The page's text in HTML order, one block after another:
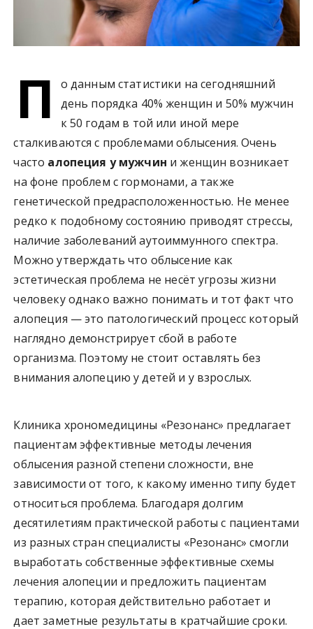
П
о данным статистики на сегодняшний
день порядка 40% женщин и 50% мужчин
к 50 годам в той или иной мере
сталкиваются с проблемами облысения. Очень
часто алопеция у мужчин и женщин возникает
на фоне проблем с гормонами, а также
генетической предрасположенностью. Не менее
редко к подобному состоянию приводят стрессы,
наличие заболеваний аутоиммунного спектра.
Можно утверждать что облысение как
эстетическая проблема не несёт угрозы жизни
человеку однако важно понимать и тот факт что
алопеция — это патологический процесс который
наглядно демонстрирует сбой в работе
организма. Поэтому не стоит оставлять без
внимания алопецию у детей и у взрослых.
Клиника хрономедицины «Резонанс» предлагает
пациентам эффективные методы лечения
облысения разной степени сложности, вне
зависимости от того, к какому именно типу будет
относиться проблема. Благодаря долгим
десятилетиям практической работы с пациентами
из разных стран специалисты «Резонанс» смогли
выработать собственные эффективные схемы
лечения алопеции и предложить пациентам
терапию, которая действительно работает и
дает заметные результаты в кратчайшие сроки.